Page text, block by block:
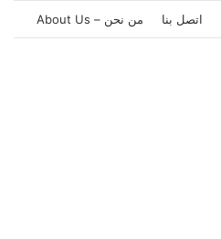
اتصل بنا من نحن – About Us